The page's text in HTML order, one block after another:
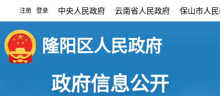
注册 登录 中央人民政府 云南省人民政府 保山市人
隆阳区人民政府
政府信息公开